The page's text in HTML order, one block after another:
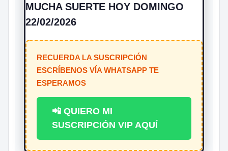
MUCHA SUERTE HOY DOMINGO
22/02/2026
RECUERDA LA SUSCRIPCIÓN
ESCRÍBENOS VÍA WHATSAPP TE
ESPERAMOS
📲 QUIERO MI
SUSCRIPCIÓN VIP AQUÍ